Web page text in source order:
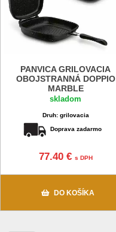
PANVICA GRILOVACIA
OBOJSTRANNÁ DOPPIO
MARBLE
skladom
Druh: grilovacia
Doprava zadarmo
77.40 € s DPH
DO KOŠÍKA